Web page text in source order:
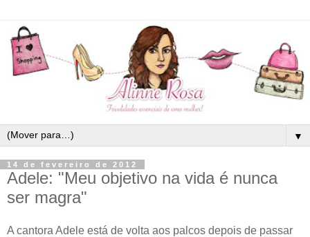
▼
14 de fevereiro de 2012
Adele: "Meu objetivo na vida é nunca
ser magra"
A cantora Adele está de volta aos palcos depois de passar